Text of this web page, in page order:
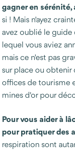
gagner en sérénité,
si ! Mais n'ayez
avez oublié le guide
lequel vous aviez
mais ce n'est pas
sur place ou obtenir
offices de tourisme
mines d'or pour
Pour vous aider à
pour pratiquer des
respiration sont